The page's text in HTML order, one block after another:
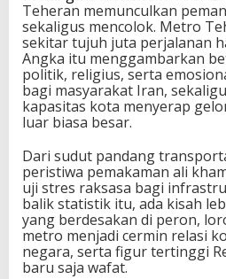
Teheran memunculkan
sekaligus mencolok. Metro
sekitar tujuh juta perjalanan
Angka itu menggambarkan
politik, religius, serta
bagi masyarakat Iran,
kapasitas kota menyerap
luar biasa besar.
Dari sudut pandang
peristiwa pemakaman ali
uji stres raksasa bagi
balik statistik itu, ada kisah
yang berdesakan di peron,
metro menjadi cermin relasi
negara, serta figur tertinggi
baru saja wafat.